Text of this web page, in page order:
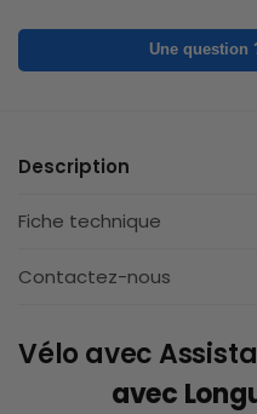
Une question
Description
Fiche technique
Contactez-nous
Vélo avec
avec